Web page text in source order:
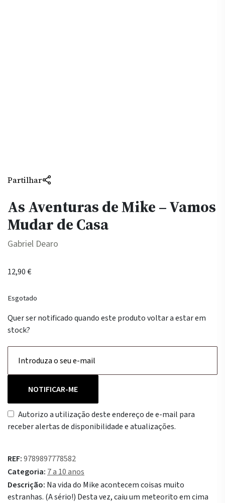
Partilhar
As Aventuras de Mike – Vamos
Mudar de Casa
Gabriel Dearo
12,90€
Esgotado
Quer ser notificado quando este produto voltar a estar em
stock?
NOTIFICAR-ME
Autorizo a utilização deste endereço de e-mail para
receber alertas de disponibilidade e atualizações.
REF:9789897778582
Categoria: 7 a 10 anos
Descrição: Na vida do Mike acontecem coisas muito
estranhas. (A sério!) Desta vez, caiu um meteorito em cima